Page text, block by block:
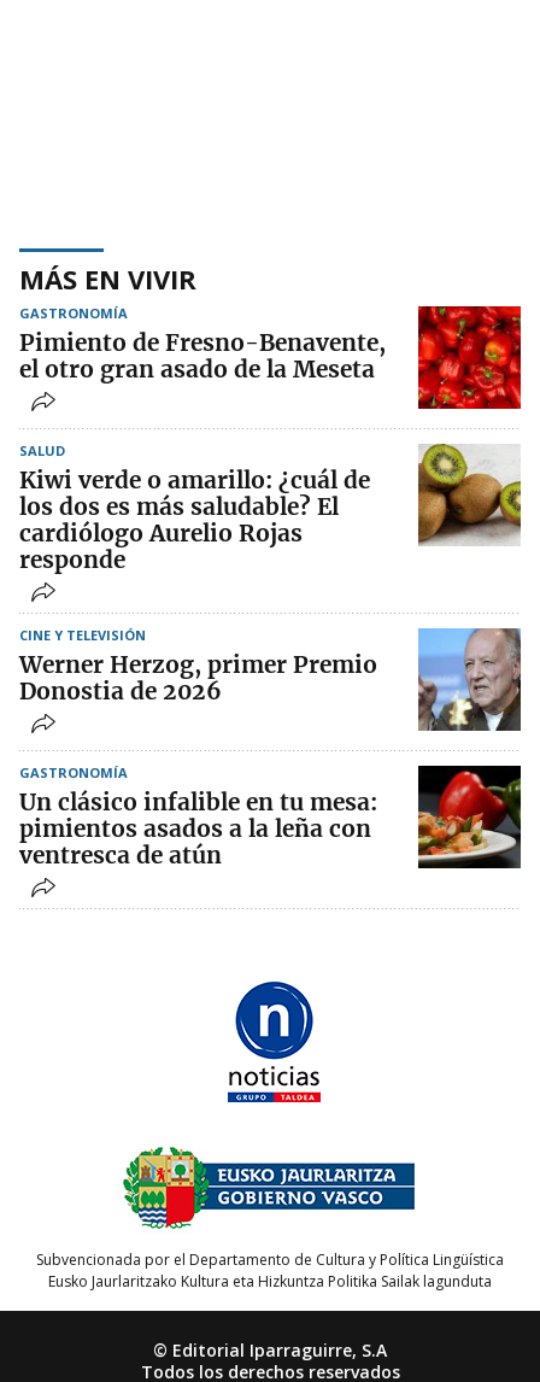
MÁS EN VIVIR
GASTRONOMÍA
Pimiento de Fresno-Benavente,
el otro gran asado de la Meseta
SALUD
Kiwi verde o amarillo: ¿cuál de
los dos es más saludable? El
cardiólogo Aurelio Rojas
responde
CINE Y TELEVISIÓN
Werner Herzog, primer Premio
Donostia de 2026
GASTRONOMÍA
Un clásico infalible en tu mesa:
pimientos asados a la leña con
ventresca de atún
Subvencionada por el Departamento de Cultura y Política Lingüística
Eusko Jaurlaritzako Kultura eta Hizkuntza Politika Sailak lagunduta
© Editorial Iparraguirre, S.A
Todos los derechos reservados